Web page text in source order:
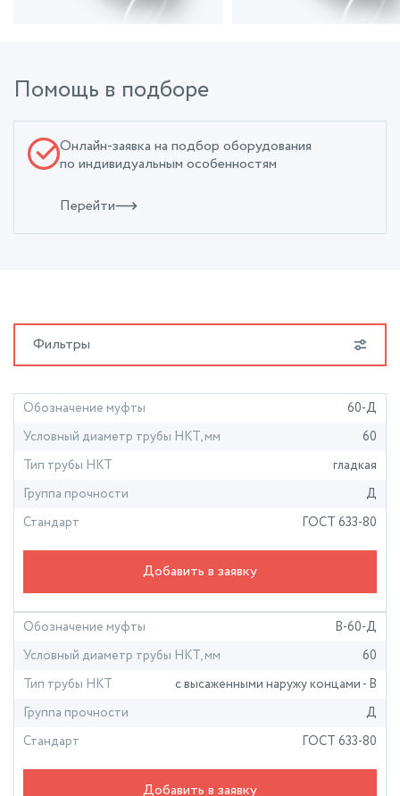
Помощь в подборе
Онлайн-заявка на подбор оборудования
по индивидуальным особенностям
Перейти
Фильтры
Обозначение муфты
60-Д
Условный диаметр трубы НКТ, мм
60
Тип трубы НКТ
гладкая
Группа прочности
Д
Стандарт
ГОСТ 633-80
Добавить в заявку
Обозначение муфты
В-60-Д
Условный диаметр трубы НКТ, мм
60
Тип трубы НКТ
с высаженными наружу концами - В
Группа прочности
Д
Стандарт
ГОСТ 633-80
Добавить в заявку